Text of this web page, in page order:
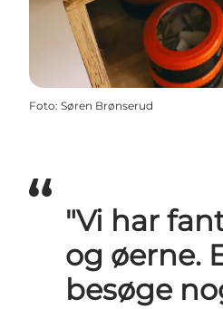
Foto: Søren Brønserud
"Vi har
og øerne.
besøge